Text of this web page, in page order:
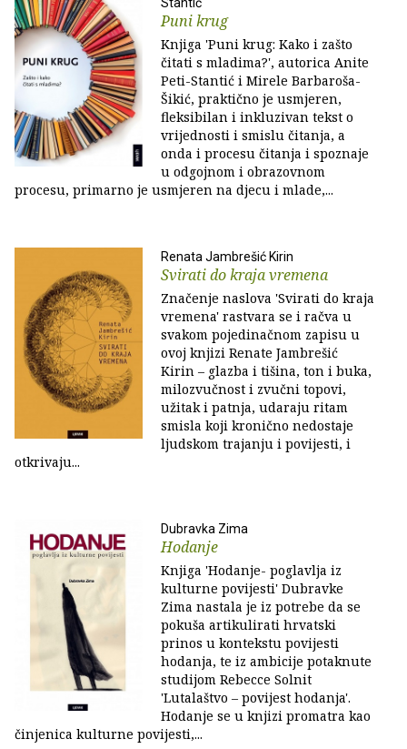
Puni krug
Knjiga 'Puni krug: Kako i zašto
čitati s mladima?', autorica Anite
Peti-Stantić i Mirele Barbaroša-
Šikić, praktično je usmjeren,
fleksibilan i inkluzivan tekst o
vrijednosti i smislu čitanja, a
onda i procesu čitanja i spoznaje
u odgojnom i obrazovnom
procesu, primarno je usmjeren na djecu i mlade,...
Renata Jambrešić Kirin
Svirati do kraja vremena
Značenje naslova 'Svirati do kraja
vremena' rastvara se i račva u
svakom pojedinačnom zapisu u
ovoj knjizi Renate Jambrešić
Kirin – glazba i tišina, ton i buka,
milozvučnost i zvučni topovi,
užitak i patnja, udaraju ritam
smisla koji kronično nedostaje
ljudskom trajanju i povijesti, i
otkrivaju...
Dubravka Zima
Hodanje
Knjiga 'Hodanje- poglavlja iz
kulturne povijesti' Dubravke
Zima nastala je iz potrebe da se
pokuša artikulirati hrvatski
prinos u kontekstu povijesti
hodanja, te iz ambicije potaknute
studijom Rebecce Solnit
'Lutalaštvo – povijest hodanja'.
Hodanje se u knjizi promatra kao
činjenica kulturne povijesti,...